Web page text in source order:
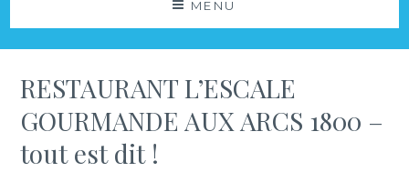
MENU
RESTAURANT L’ESCALE
GOURMANDE AUX ARCS 1800 –
tout est dit !